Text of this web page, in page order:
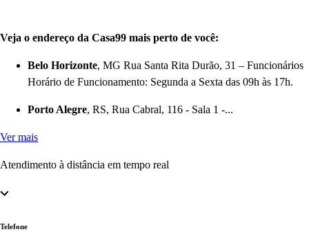
Veja o endereço da Casa99 mais perto de você:
Belo Horizonte, MG Rua Santa Rita Durão, 31 – Funcionários
Horário de Funcionamento: Segunda a Sexta das 09h às 17h.
Porto Alegre, RS, Rua Cabral, 116 - Sala 1 -...
Ver mais
Atendimento à distância em tempo real
Telefone